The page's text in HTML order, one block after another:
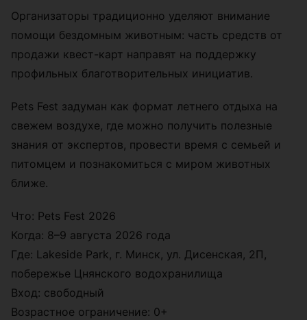
Организаторы традиционно уделяют внимание
помощи бездомным животным: часть средств от
продажи квест-карт направят на поддержку
профильных благотворительных инициатив.
Pets Fest задуман как формат летнего отдыха на
свежем воздухе, где можно получить полезные
знания от экспертов, провести время с семьей и
питомцем и познакомиться с миром животных
ближе.
Что: Pets Fest 2026
Когда: 8–9 августа 2026 года
Где: Lakeside Park, г. Минск, ул. Дисенская, 2П,
побережье Цнянского водохранилища
Вход: свободный
Возрастное ограничение: 0+